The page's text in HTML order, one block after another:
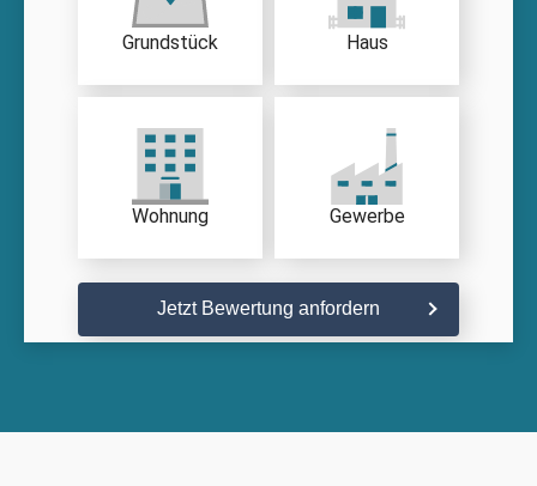
Grundstück Haus
Wohnung Gewerbe
Jetzt Bewertung anfordern